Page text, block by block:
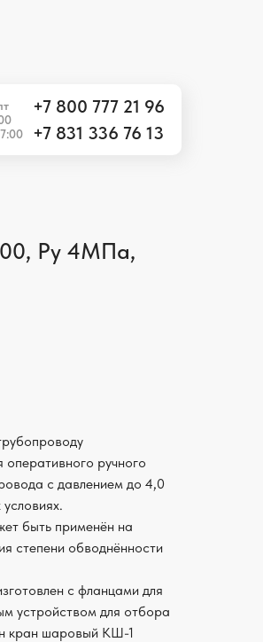
+7 831 336 76 13
+7 800 777 21 96
Ру 4МПа,
ручного
с давлением до 4,0
быть применён на
степени обводнённости
с фланцами для
устройством для отбора
кран шаровый КШ-1